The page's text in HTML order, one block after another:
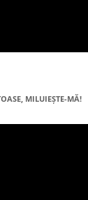
MILUIEŞTE-MĂ!